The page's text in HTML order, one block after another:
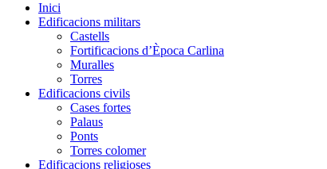
Inici
Edificacions militars
Castells
Fortificacions d’Època Carlina
Muralles
Torres
Edificacions civils
Cases fortes
Palaus
Ponts
Torres colomer
Edificacions religioses